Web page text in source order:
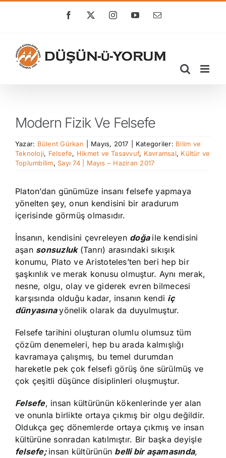
Facebook
X InstagramYouTube
E-
Modern Fizik Ve Felsefe
Yazar: Bülent Gürkan Mayıs, 2017 Kategoriler: Bilim ve
Teknoloji, Felsefe, Hikmet ve Tasavvuf, Kavramsal, Kültür ve
Toplumbilim, Sayı 74 | Mayıs – Haziran 2017
Platon’dan günümüze insanı felsefe yapmaya
yönelten şey, onun kendisini bir aradurum
içerisinde görmüş olmasıdır.
İnsanın, kendisini çevreleyen doğa ile kendisini
aşan sonsuzluk(Tanrı) arasındaki sıkışık
konumu, Plato ve Aristoteles’ten beri hep bir
şaşkınlık ve merak konusu olmuştur. Aynı merak,
nesne, olgu, olay ve giderek evren bilmecesi
karşısında olduğu kadar, insanın kendi iç
dünyasınayönelik olarak da duyulmuştur.
Felsefe tarihini oluşturan olumlu olumsuz tüm
çözüm denemeleri, hep bu arada kalmışlığı
kavramaya çalışmış, bu temel durumdan
hareketle pek çok felsefi görüş öne sürülmüş ve
çok çeşitli düşünce disiplinleri oluşmuştur.
Felsefe, insan kültürünün kökenlerinde yer alan
ve onunla birlikte ortaya çıkmış bir olgu değildir.
Oldukça geç dönemlerde ortaya çıkmış ve insan
kültürüne sonradan katılmıştır. Bir başka deyişle
felsefe; insan kültürünün belli bir aşamasında,